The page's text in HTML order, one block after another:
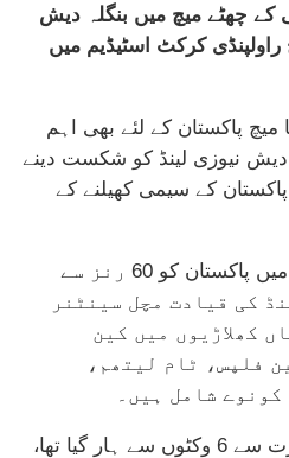
کے چھٹے میچ میں بنگلہ دیش
راولپنڈی کرکٹ اسٹیڈیم میں
میچ پاکستان کے لئے بھی اہم
دیش نیوزی لینڈ کو شکست دینے
کے سیمی کھیلنے کے
نیوزی لینڈ نے اپنے پہلے میچ میں پاکستان کو 60 رنز سے
کی قیادت مچل سینٹنر
کھلاڑیوں میں کین
فلپس، ٹام لیتھم،
شامل ہیں۔
بنگلہ دیش اپنا پہلا میچ بھارت سے 6 وکٹوں سے ہار گیا تھا،